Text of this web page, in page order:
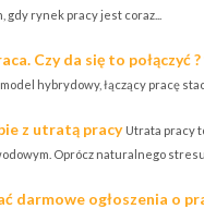
gdy rynek pracy jest coraz...
Czy da się to połączyć ?
hybrydowy, łączący pracę
z utratą pracy Utrata pracy
Oprócz naturalnego stresu
darmowe ogłoszenia o